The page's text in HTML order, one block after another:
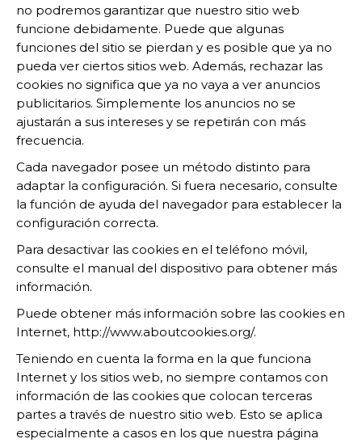
no podremos garantizar que nuestro sitio web
funcione debidamente. Puede que algunas
funciones del sitio se pierdan y es posible que ya no
pueda ver ciertos sitios web. Además, rechazar las
cookies no significa que ya no vaya a ver anuncios
publicitarios. Simplemente los anuncios no se
ajustarán a sus intereses y se repetirán con más
frecuencia.
Cada navegador posee un método distinto para
adaptar la configuración. Si fuera necesario, consulte
la función de ayuda del navegador para establecer la
configuración correcta.
Para desactivar las cookies en el teléfono móvil,
consulte el manual del dispositivo para obtener más
información.
Puede obtener más información sobre las cookies en
Internet, http://www.aboutcookies.org/.
Teniendo en cuenta la forma en la que funciona
Internet y los sitios web, no siempre contamos con
información de las cookies que colocan terceras
partes a través de nuestro sitio web. Esto se aplica
especialmente a casos en los que nuestra página